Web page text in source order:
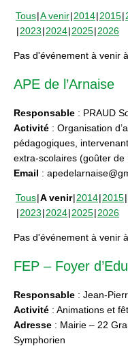
Tous A venir 2014 2015
2023 2024 2025 2026
Pas d'événement à venir
APE de l’Arnaise
Responsable : PRAUD
Activité : Organisation
pédagogiques,
extra-scolaires (goûter de
Email :
Tous A venir 2014 2015
2023 2024 2025 2026
Pas d'événement à venir
FEP – Foyer
Responsable : Jean-
Activité : Animations et
Adresse : Mairie – 22
Symphorien